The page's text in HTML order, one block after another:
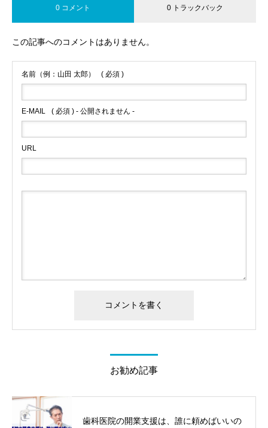
0 コメント 0 トラックバック
この記事へのコメントはありません。
名前（例：山田 太郎） ( 必須 )
E-MAIL ( 必須 ) - 公開されません -
URL
お勧め記事
歯科医院の開業支援は、誰に頼めばいいの